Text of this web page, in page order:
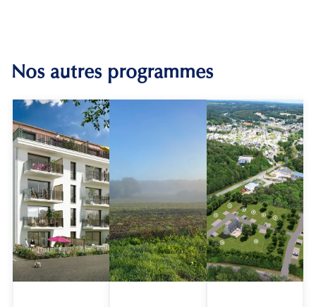
Nos autres programmes